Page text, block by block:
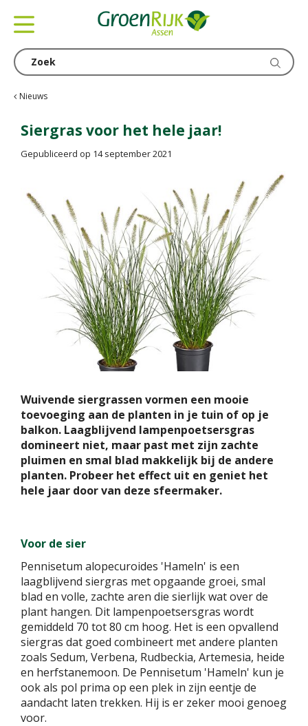
Nieuws
Siergras voor het hele jaar!
Gepubliceerd op 14 september 2021
Wuivende siergrassen vormen een mooie
toevoeging aan de planten in je tuin of op je
balkon. Laagblijvend lampenpoetsersgras
domineert niet, maar past met zijn zachte
pluimen en smal blad makkelijk bij de andere
planten. Probeer het effect uit en geniet het
hele jaar door van deze sfeermaker.
Voor de sier
Pennisetum alopecuroides 'Hameln' is een
laagblijvend siergras met opgaande groei, smal
blad en volle, zachte aren die sierlijk wat over de
plant hangen. Dit lampenpoetsersgras wordt
gemiddeld 70 tot 80 cm hoog. Het is een opvallend
siergras dat goed combineert met andere planten
zoals Sedum, Verbena, Rudbeckia, Artemesia, heide
en herfstanemoon. De Pennisetum 'Hameln' kun je
ook als pol prima op een plek in zijn eentje de
aandacht laten trekken. Hij is er zeker mooi genoeg
voor.